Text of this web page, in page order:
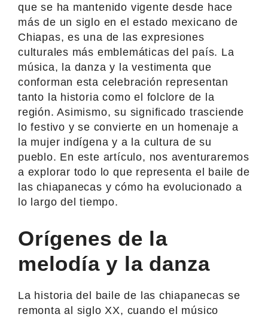
que se ha mantenido vigente desde hace
más de un siglo en el estado mexicano de
Chiapas, es una de las expresiones
culturales más emblemáticas del país. La
música, la danza y la vestimenta que
conforman esta celebración representan
tanto la historia como el folclore de la
región. Asimismo, su significado trasciende
lo festivo y se convierte en un homenaje a
la mujer indígena y a la cultura de su
pueblo. En este artículo, nos aventuraremos
a explorar todo lo que representa el baile de
las chiapanecas y cómo ha evolucionado a
lo largo del tiempo.
Orígenes de la
melodía y la danza
La historia del baile de las chiapanecas se
remonta al siglo XX, cuando el músico